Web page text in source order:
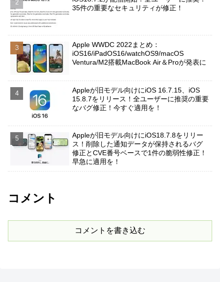
35件の重要なセキュリティが修正！
Apple WWDC 2022まとめ：
iOS16/iPadOS16/watchOS9/macOS
Ventura/M2搭載MacBook Air＆Proが発表に
Appleが旧モデル向けにiOS 16.7.15、iOS
15.8.7をリリース！全ユーザーに推奨の重要
なバグ修正！今すぐ適用を！
Appleが旧モデル向けにiOS18.7.8をリリー
ス！削除した通知データが保持されるバグ
修正とCVE番号ベースで1件の脆弱性修正！
早急に適用を！
コメント
コメントを書き込む